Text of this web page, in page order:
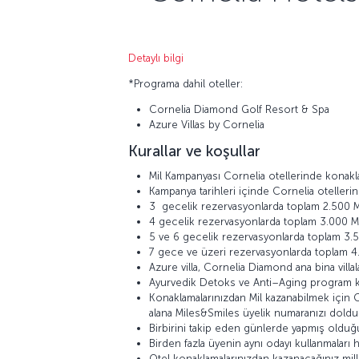
Detaylı bilgi
*Programa dahil oteller:
Cornelia Diamond Golf Resort & Spa
Azure Villas by Cornelia
Kurallar ve koşullar
Mil Kampanyası Cornelia otellerinde
Kampanya tarihleri içinde Cornelia
3 gecelik rezervasyonlarda toplam 2.500
4 gecelik rezervasyonlarda toplam 3.000
5 ve 6 gecelik rezervasyonlarda toplam
7 gece ve üzeri rezervasyonlarda toplam
Azure villa, Cornelia Diamond ana bina
Ayurvedik Detoks ve Anti–Aging program
Konaklamalarınızdan Mil kazanabilmek
alana Miles&Smiles üyelik numaranızı
Birbirini takip eden günlerde yapmış
Birden fazla üyenin aynı odayı